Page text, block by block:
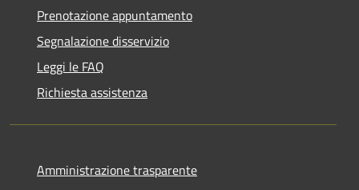
Prenotazione appuntamento
Segnalazione disservizio
Leggi le FAQ
Richiesta assistenza
Amministrazione trasparente